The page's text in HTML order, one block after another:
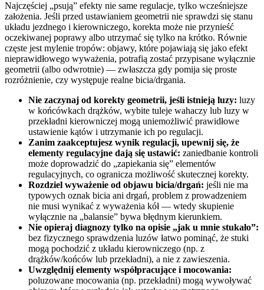
Najczęściej „psują” efekty nie same regulacje, tylko wcześniejsze
założenia. Jeśli przed ustawianiem geometrii nie sprawdzi się stanu
układu jezdnego i kierowniczego, korekta może nie przynieść
oczekiwanej poprawy albo utrzymać się tylko na krótko. Równie
częste jest mylenie tropów: objawy, które pojawiają się jako efekt
nieprawidłowego wyważenia, potrafią zostać przypisane wyłącznie
geometrii (albo odwrotnie) — zwłaszcza gdy pomija się proste
rozróżnienie, czy występuje realne bicia/drgania.
Nie zaczynaj od korekty geometrii, jeśli istnieją luzy: luzy
w końcówkach drążków, wybite tuleje wahaczy lub luzy w
przekładni kierowniczej mogą uniemożliwić prawidłowe
ustawienie kątów i utrzymanie ich po regulacji.
Zanim zaakceptujesz wynik regulacji, upewnij się, że
elementy regulacyjne dają się ustawić: zaniedbanie kontroli
może doprowadzić do „zapiekania się” elementów
regulacyjnych, co ogranicza możliwość skutecznej korekty.
Rozdziel wyważenie od objawu bicia/drgań: jeśli nie ma
typowych oznak bicia ani drgań, problem z prowadzeniem
nie musi wynikać z wyważenia kół — wtedy skupienie
wyłącznie na „balansie” bywa błędnym kierunkiem.
Nie opieraj diagnozy tylko na opisie „jak u mnie stukało”:
bez fizycznego sprawdzenia luzów łatwo pominąć, że stuki
mogą pochodzić z układu kierowniczego (np. z
drążków/końców lub przekładni), a nie z zawieszenia.
Uwzględnij elementy współpracujące i mocowania:
poluzowane mocowania (np. przekładni) mogą wywoływać